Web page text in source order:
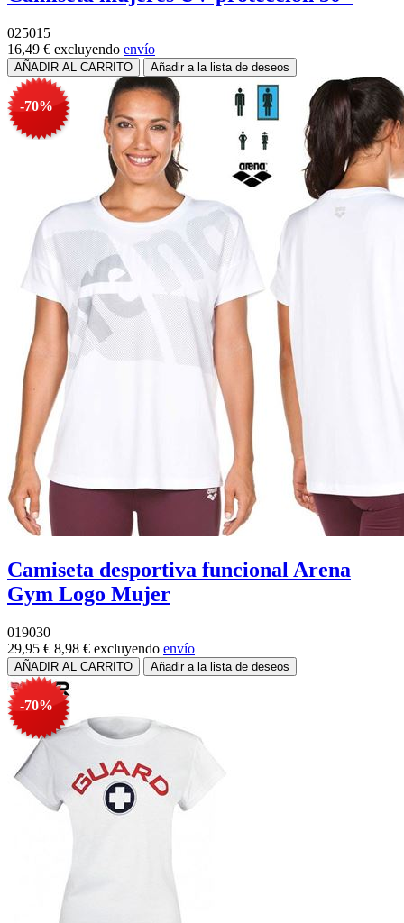
025015
16,49 € excluyendo envío
-70%
Camiseta desportiva funcional Arena
Gym Logo Mujer
019030
29,95 € 8,98 € excluyendo envío
-70%